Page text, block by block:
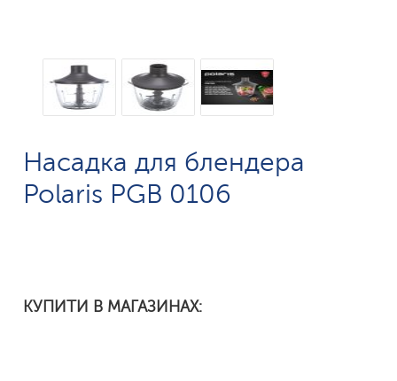
Насадка для блендера
Polaris PGB 0106
КУПИТИ В МАГАЗИНАХ: